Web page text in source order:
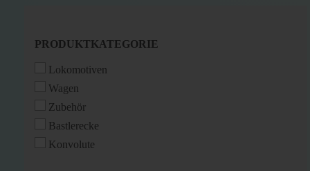
PRODUKTKATEGORIE
PRODUKTKATEGORIE
Lokomotiven
Wagen
Zubehör
Bastlerecke
Konvolute